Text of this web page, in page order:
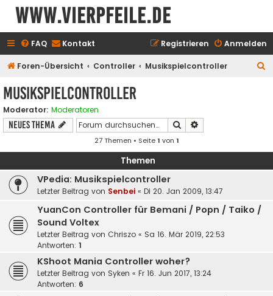
www.vierpfeile.de
FAQ Kontakt Anmelden
Registrieren
Foren-Übersicht Controller Musikspielcontroller
Musikspielcontroller
Moderator: Moderatoren
Neues Thema Suche
27 Themen • Seite1 von 1
Themen
VPedia: Musikspielcontroller
Letzter Beitrag von Senbei « Di 20. Jan 2009, 13:47
YuanCon Controller für Bemani / Popn / Taiko /
Sound Voltex
Letzter Beitrag von Chriszo « Sa 16. Mär 2019, 22:53
Antworten: 1
KShoot Mania Controller woher?
Letzter Beitrag von Syken « Fr 16. Jun 2017, 13:24
Antworten: 6